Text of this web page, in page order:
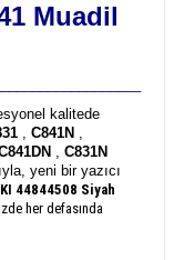
Muadil
kalitede
, C841N ,
, C831N
yeni bir yazıcı
44844508 Siyah
her defasında